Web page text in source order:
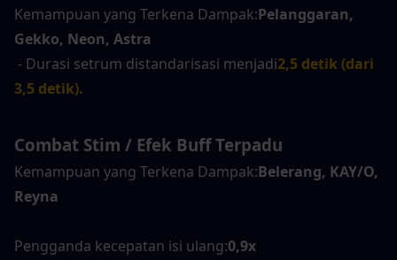
Kemampuan yang Terkena Dampak:Pelanggaran,
Gekko, Neon, Astra
- Durasi setrum distandarisasi menjadi2,5 detik (dari
3,5 detik).
Combat Stim / Efek Buff Terpadu
Kemampuan yang Terkena Dampak:Belerang, KAY/O,
Reyna
Pengganda kecepatan isi ulang:0,9x